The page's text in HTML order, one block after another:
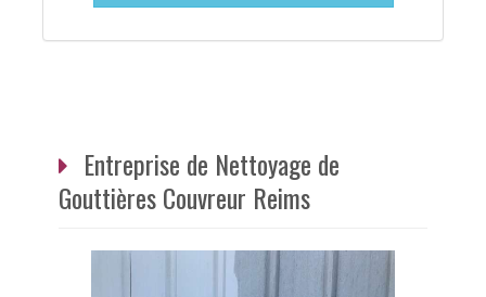
Entreprise de Nettoyage de
Gouttières Couvreur Reims